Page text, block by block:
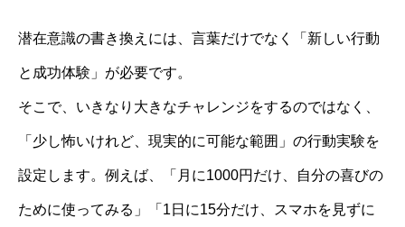
潜在意識の書き換えには、言葉だけでなく「新しい行動
と成功体験」が必要です。
そこで、いきなり大きなチャレンジをするのではなく、
「少し怖いけれど、現実的に可能な範囲」の行動実験を
設定します。例えば、「月に1000円だけ、自分の喜びの
ために使ってみる」「1日に15分だけ、スマホを見ずに